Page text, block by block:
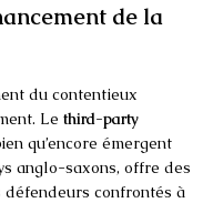
de la
du contentieux
Le third-party
qu’encore émergent
anglo-saxons, offre des
confrontés à